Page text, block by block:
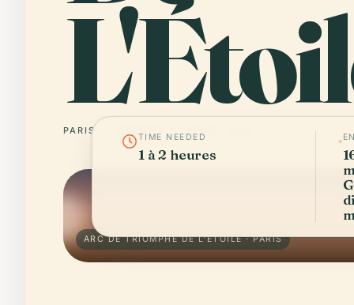
PARIS
ARC DE TRIOMPHE DE L'ÉTOILE · PARIS
TIME NEEDED
1 à 2 heures